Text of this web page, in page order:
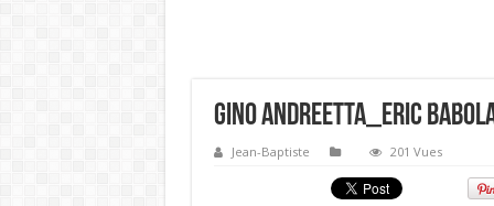
Gino Andreetta_Eric
Jean-Baptiste 201 Vues